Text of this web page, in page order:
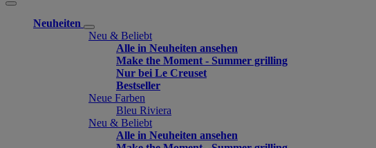
Neuheiten
Neu & Beliebt
Alle in Neuheiten ansehen
Make the Moment - Summer grilling
Nur bei Le Creuset
Bestseller
Neue Farben
Bleu Riviera
Neu & Beliebt
Alle in Neuheiten ansehen